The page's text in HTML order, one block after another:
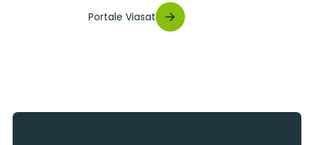
Portale Viasat